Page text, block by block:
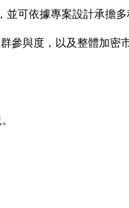
可依據專案設計承擔
參與度，以及整體加密